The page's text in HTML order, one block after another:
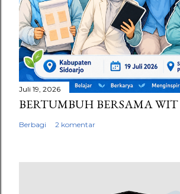
Juli 19, 2026
BERTUMBUH BERSAMA WIT
Berbagi 2 komentar